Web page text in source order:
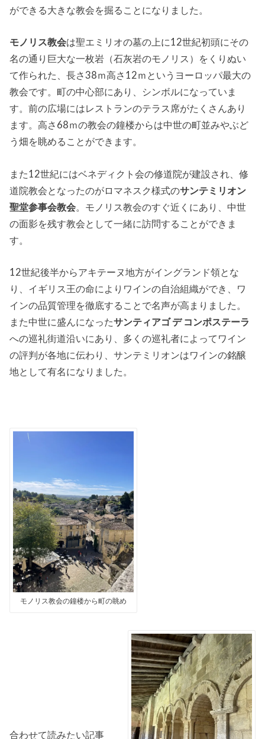
ができる大きな教会を掘ることになりました。
モノリス教会は聖エミリオの墓の上に12世紀初頭にその
名の通り巨大な一枚岩（石灰岩のモノリス）をくりぬい
て作られた、長さ38ｍ高さ12ｍというヨーロッパ最大の
教会です。町の中心部にあり、シンボルになっていま
す。前の広場にはレストランのテラス席がたくさんあり
ます。高さ68ｍの教会の鐘楼からは中世の町並みやぶど
う畑を眺めることができます。
また12世紀にはベネディクト会の修道院が建設され、修
道院教会となったのがロマネスク様式のサンテミリオン
聖堂参事会教会。モノリス教会のすぐ近くにあり、中世
の面影を残す教会として一緒に訪問することができま
す。
12世紀後半からアキテーヌ地方がイングランド領とな
り、イギリス王の命によりワインの自治組織ができ、ワ
インの品質管理を徹底することで名声が高まりました。
また中世に盛んになったサンティアゴ デ コンポステーラ
への巡礼街道沿いにあり、多くの巡礼者によってワイン
の評判が各地に伝わり、サンテミリオンはワインの銘醸
地として有名になりました。
モノリス教会の鐘楼から町の眺め
合わせて読みたい記事